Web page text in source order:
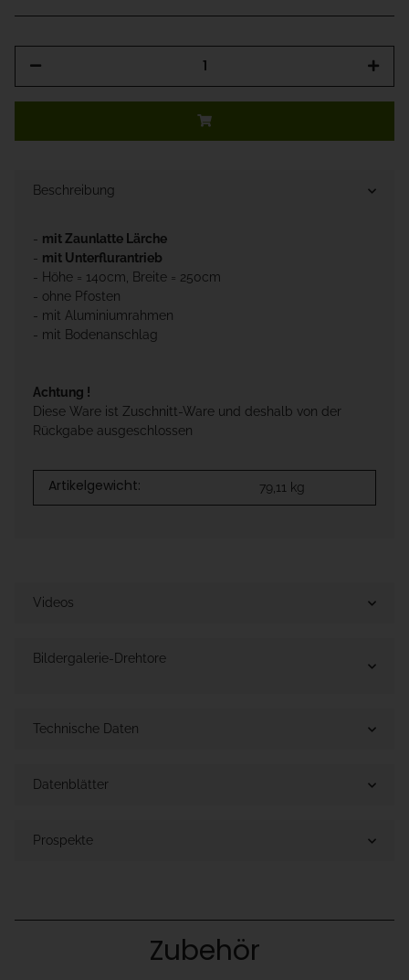
Beschreibung
- mit Zaunlatte Lärche
- mit Unterflurantrieb
- Höhe = 140cm, Breite = 250cm
- ohne Pfosten
- mit Aluminiumrahmen
- mit Bodenanschlag
Achtung !
Diese Ware ist Zuschnitt-Ware und deshalb von der
Rückgabe ausgeschlossen
Artikelgewicht: 79,11 kg
Videos
Bildergalerie-Drehtore
Technische Daten
Datenblätter
Prospekte
Zubehör